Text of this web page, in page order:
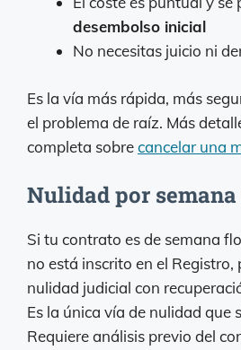
desembolso inicial
No necesitas juicio ni
Es la vía más rápida, más
el problema de raíz. Más
completa sobrecancelar una
Nulidad por
Si tu contrato es de semana
no está inscrito en el Registro,
nulidad judicial con
Es la única vía de nulidad que
Requiere análisis previo del